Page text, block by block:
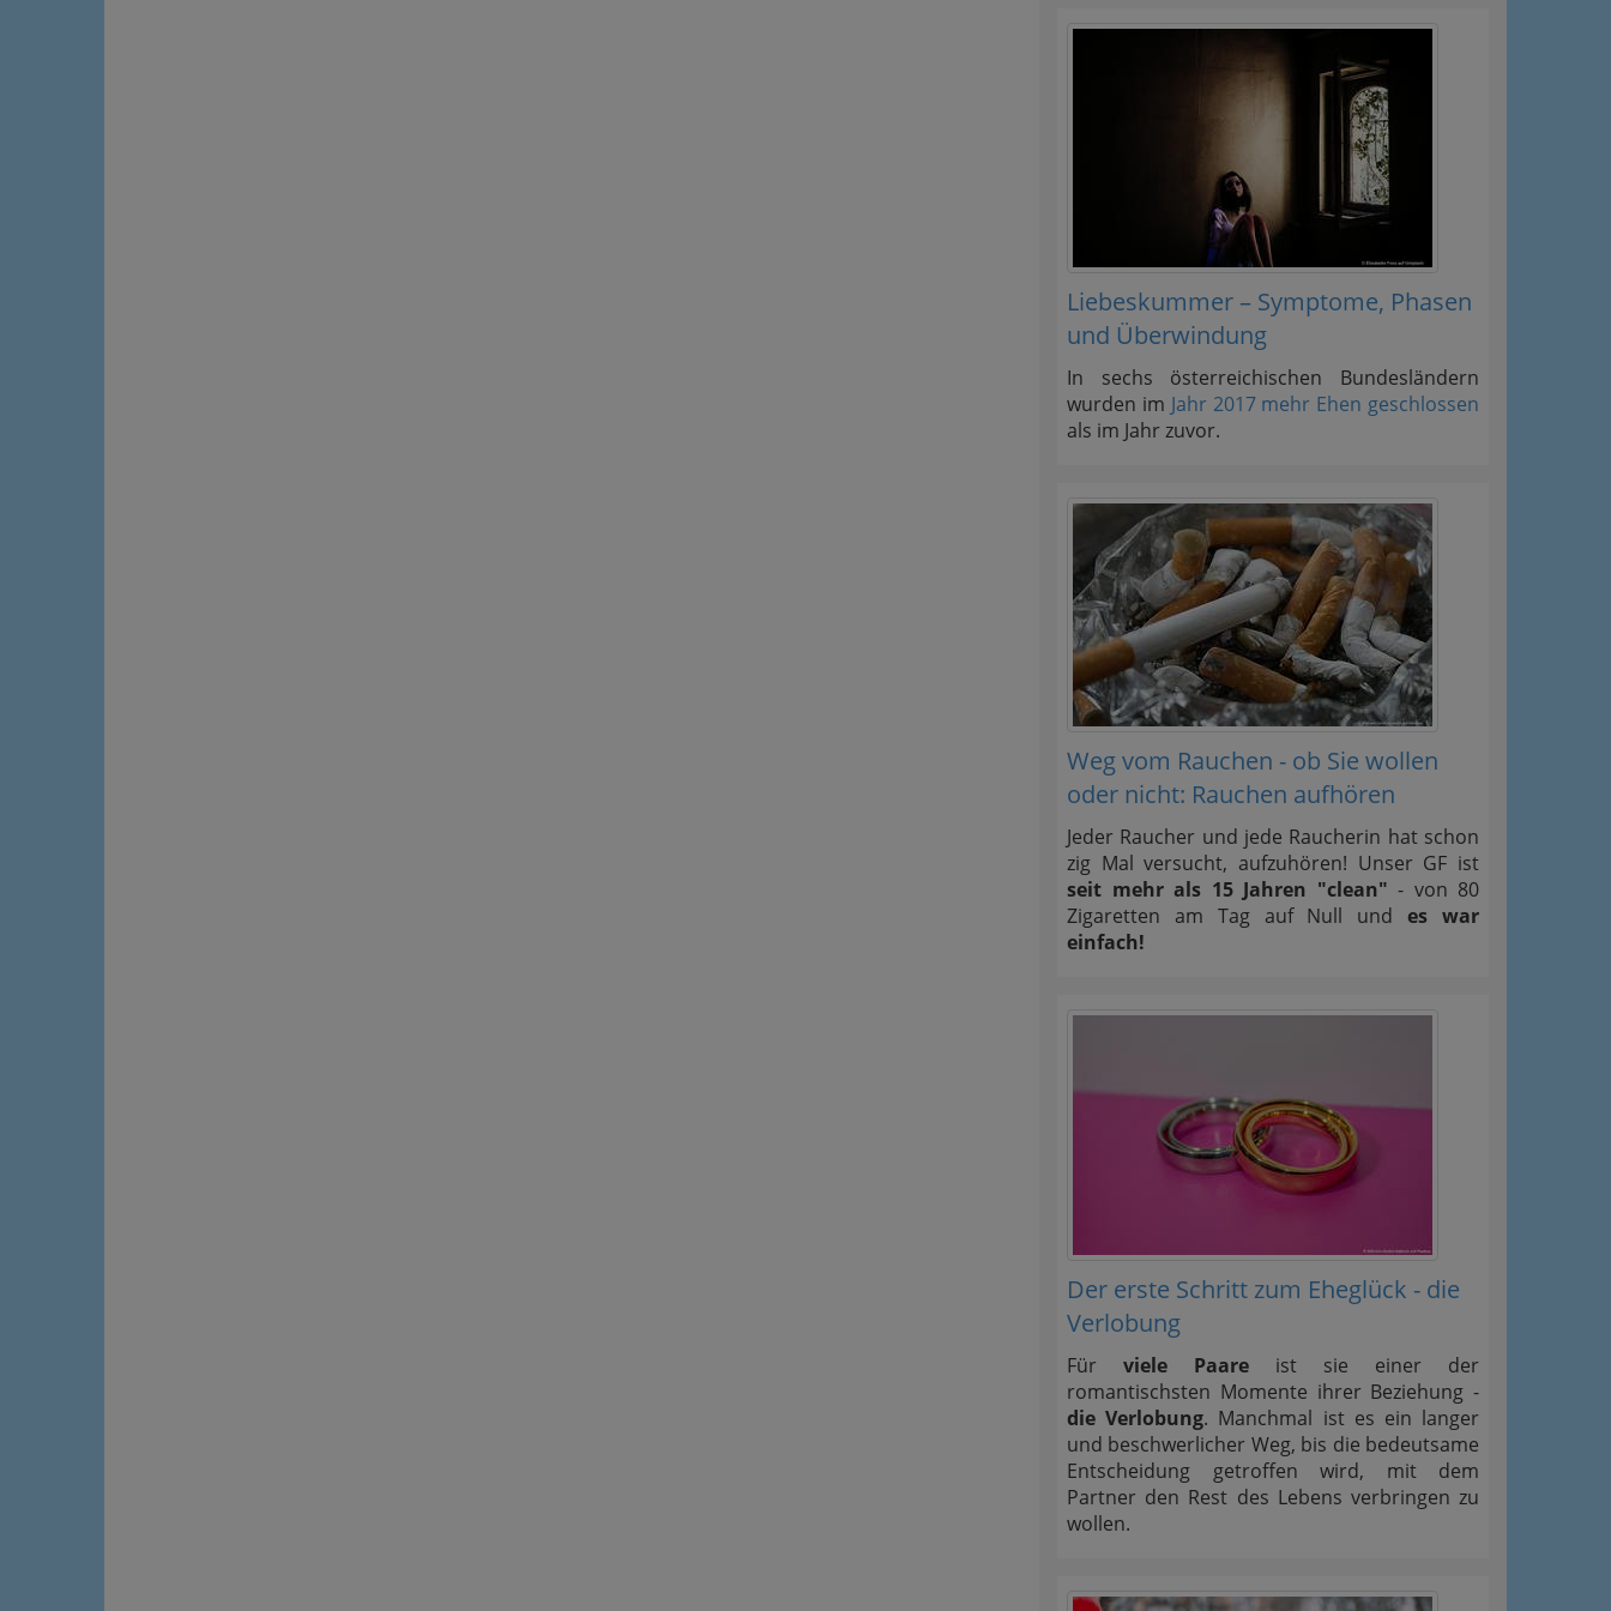
Liebeskummer – Symptome, Phasen
und Überwindung
In sechs österreichischen Bundesländern
wurden im Jahr 2017 mehr Ehen geschlossen
als im Jahr zuvor.
Weg vom Rauchen - ob Sie wollen
oder nicht: Rauchen aufhören
Jeder Raucher und jede Raucherin hat schon
zig Mal versucht, aufzuhören! Unser GF ist
seit mehr als 15 Jahren "clean" - von 80
Zigaretten am Tag auf Null undes war
einfach!
Der erste Schritt zum Eheglück - die
Verlobung
Für viele Paare ist sie einer der
romantischsten Momente ihrer Beziehung -
die Verlobung. Manchmal ist es ein langer
und beschwerlicher Weg, bis die bedeutsame
Entscheidung getroffen wird, mit dem
Partner den Rest des Lebens verbringen zu
wollen.